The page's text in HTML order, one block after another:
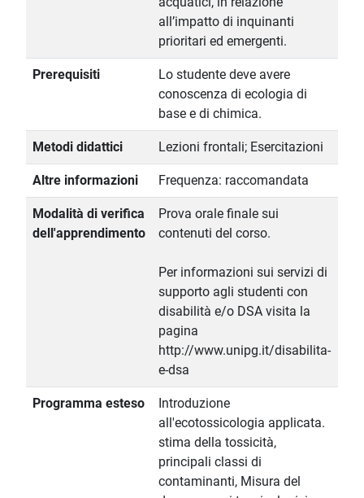
all’impatto di inquinanti
prioritari ed emergenti.
Prerequisiti
Lo studente deve avere
conoscenza di ecologia di
base e di chimica.
Metodi didattici Lezioni frontali; Esercitazioni
Altre informazioni Frequenza: raccomandata
Modalità di verifica
dell'apprendimento
Prova orale finale sui
contenuti del corso.
Per informazioni sui servizi di
supporto agli studenti con
disabilità e/o DSA visita la
pagina
http://www.unipg.it/disabilita-
e-dsa
Programma esteso
Introduzione
all'ecotossicologia applicata.
stima della tossicità,
principali classi di
contaminanti, Misura del